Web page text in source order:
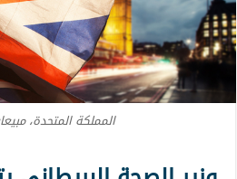
المملكة المتحدة،